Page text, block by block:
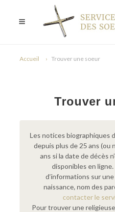
Accueil Trouver une soeur
Trouver
Les notices biographiques
depuis plus de 25 ans (ou
ans si la date de décès
disponibles en
d’informations sur
naissance, nom des
contacter le
Pour trouver une